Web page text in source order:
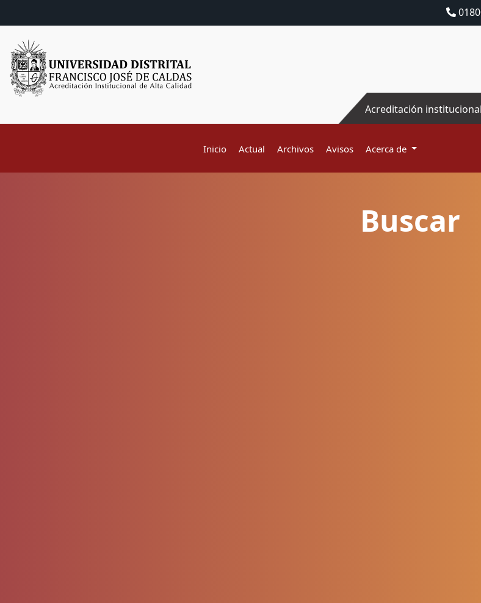
Acreditación institucional
Inicio Actual Archivos Avisos Acerca de
Buscar